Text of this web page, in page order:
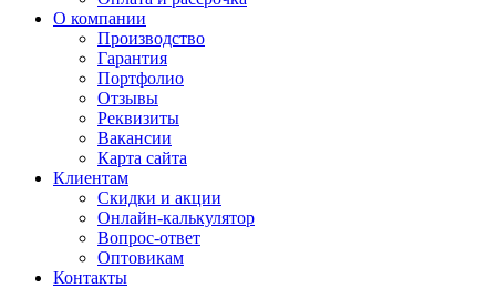
О компании
Производство
Гарантия
Портфолио
Отзывы
Реквизиты
Вакансии
Карта сайта
Клиентам
Скидки и акции
Онлайн-калькулятор
Вопрос-ответ
Оптовикам
Контакты